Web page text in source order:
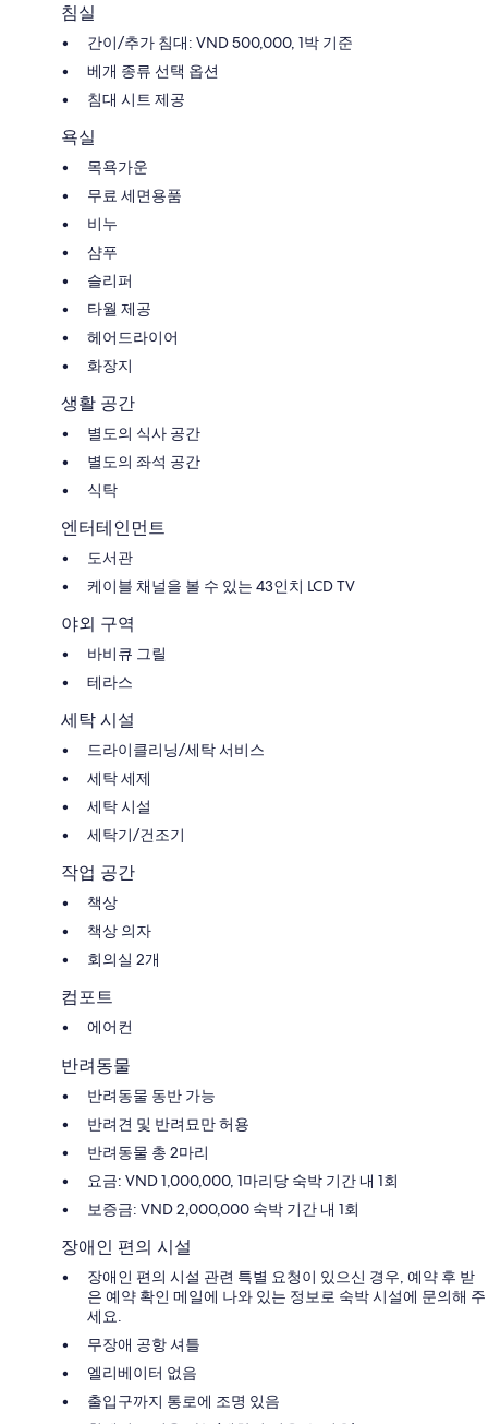
침실
간이/추가 침대: VND 500,000, 1박 기준
베개 종류 선택 옵션
침대 시트 제공
욕실
목욕가운
무료 세면용품
비누
샴푸
슬리퍼
타월 제공
헤어드라이어
화장지
생활 공간
별도의 식사 공간
별도의 좌석 공간
식탁
엔터테인먼트
도서관
케이블 채널을 볼 수 있는 43인치 LCD TV
야외 구역
바비큐 그릴
테라스
세탁 시설
드라이클리닝/세탁 서비스
세탁 세제
세탁 시설
세탁기/건조기
작업 공간
책상
책상 의자
회의실 2개
컴포트
에어컨
반려동물
반려동물 동반 가능
반려견 및 반려묘만 허용
반려동물 총 2마리
요금: VND 1,000,000, 1마리당 숙박 기간 내 1회
보증금: VND 2,000,000 숙박 기간 내 1회
장애인 편의 시설
장애인 편의 시설 관련 특별 요청이 있으신 경우, 예약 후 받
은 예약 확인 메일에 나와 있는 정보로 숙박 시설에 문의해 주
세요.
무장애 공항 셔틀
엘리베이터 없음
출입구까지 통로에 조명 있음